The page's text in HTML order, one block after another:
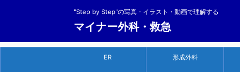
"Step by Step"の写真・イラスト・動画で理解する
マイナー外科・救急
ER 形成外科